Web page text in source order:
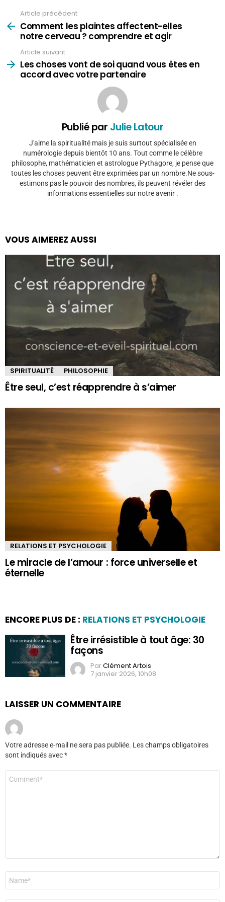
plus
Article précédent
Comment les plaintes affectent-elles
notre cerveau ? comprendre et agir
Article suivant
Les choses vont de soi quand vous êtes en
accord avec votre partenaire
Publié par Julie Latour
J'aime la spiritualité mais je suis surtout spécialisée en
numérologie depuis bientôt 10 ans. Tout comme le célèbre
philosophe, mathématicien et astrologue Pythagore, je pense que
toutes les choses peuvent être exprimées par un nombre.Ne sous-
estimons pas le pouvoir des nombres, ils peuvent révéler des
informations essentielles sur notre avenir .
VOUS AIMEREZ AUSSI
SPIRITUALITÉ PHILOSOPHIE
Être seul, c’est réapprendre à s’aimer
RELATIONS ET PSYCHOLOGIE
Le miracle de l’amour : force universelle et
éternelle
ENCORE PLUS DE : RELATIONS ET PSYCHOLOGIE
Être irrésistible à tout âge: 30
façons
ParClément Artois
7 janvier 2026, 10h08
LAISSER UN COMMENTAIRE
Votre adresse e-mail ne sera pas publiée. Les champs obligatoires
sont indiqués avec*
Commentaire
Nom